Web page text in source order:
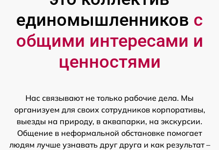
единомышленников с
общими интересами и
ценностями
Нас связывают не только рабочие дела. Мы
организуем для своих сотрудников корпоративы,
выезды на природу, в аквапарки, на экскурсии.
Общение в неформальной обстановке помогает
людям лучше узнавать друг друга и как результат –